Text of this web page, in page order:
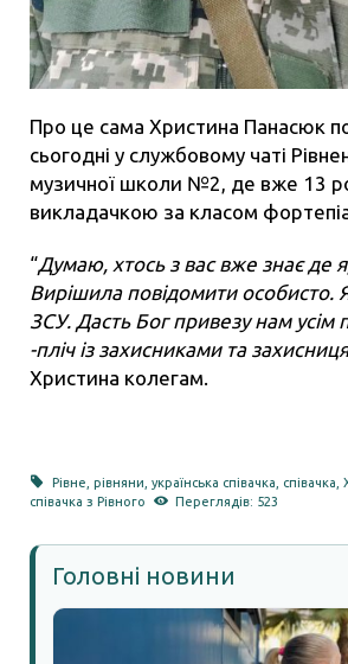
Про це сама Христина Панасюк
сьогодні у службовому чаті
музичної школи №2, де вже 13
викладачкою за класом
“Думаю, хтось з вас вже знає де
Вирішила повідомити особисто.
ЗСУ. Дасть Бог привезу нам усім
-пліч із захисниками та
Христина колегам.
Рівне,рівняни,українська співачка, співачка,
співачка з Рівного
Переглядів: 523
Головні новини